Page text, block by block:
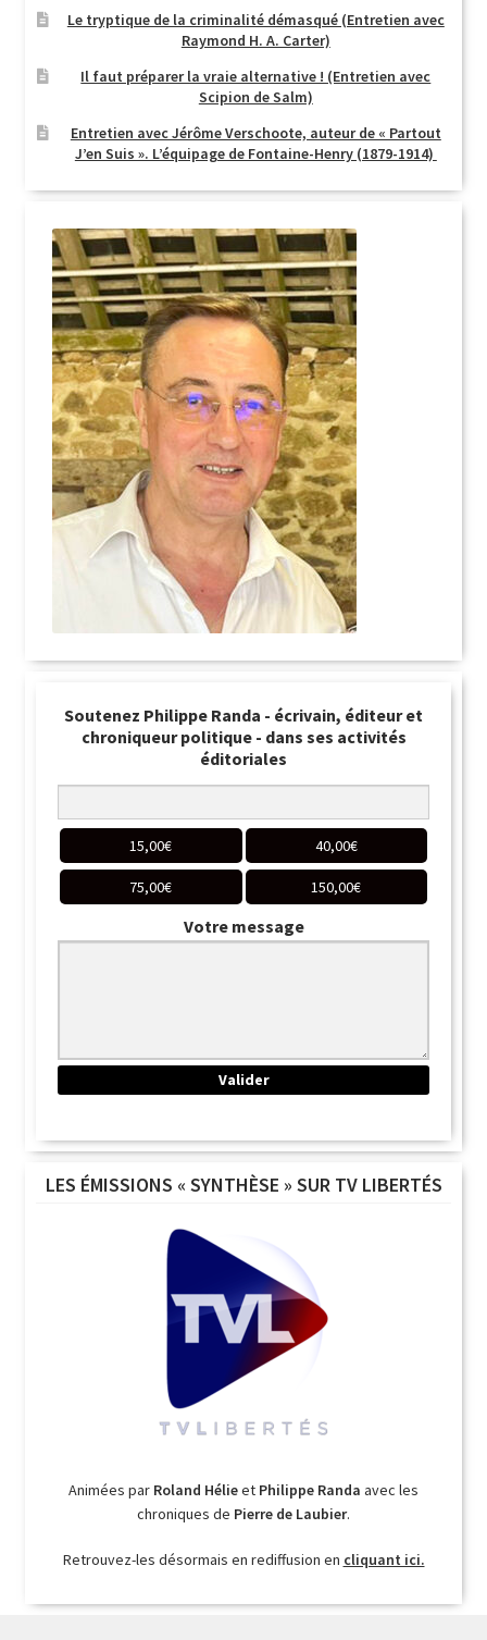
Le tryptique de la criminalité démasqué (Entretien avec
Raymond H. A. Carter)
Il faut préparer la vraie alternative ! (Entretien avec
Scipion de Salm)
Entretien avec Jérôme Verschoote, auteur de « Partout
J’en Suis ». L’équipage de Fontaine-Henry (1879-1914)
Soutenez Philippe Randa - écrivain, éditeur et
chroniqueur politique - dans ses activités
éditoriales
15,00€ 40,00€
75,00€ 150,00€
Votre message
LES ÉMISSIONS « SYNTHÈSE » SUR TV LIBERTÉS
Animées par Roland Hélieet Philippe Randa avec les
chroniques de Pierre de Laubier.
Retrouvez-les désormais en rediffusion en cliquant ici.